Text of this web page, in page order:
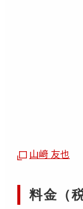
14：57 到
撮影 駅周
休憩 駅
16：30 解
▼南阿蘇鉄
【参加者のほ
2. 南阿蘇鉄道
までお問い合わせ
※ 途中トロッコ
山﨑 友也
料金（